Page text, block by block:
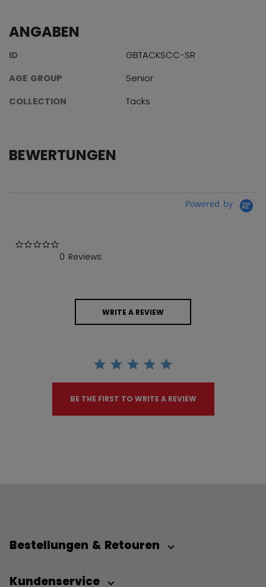
ANGABEN
ID
GBTACKSCC-SR
AGE GROUP
Senior
COLLECTION
Tacks
BEWERTUNGEN
Powered by
0 Reviews
WRITE A REVIEW
BE THE FIRST TO WRITE A REVIEW
Bestellungen & Retouren
Kundenservice